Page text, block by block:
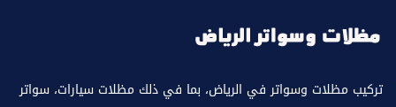
تركيب مظلات وسواتر في الرياض، بما في ذلك مظلات سيارات، سواتر